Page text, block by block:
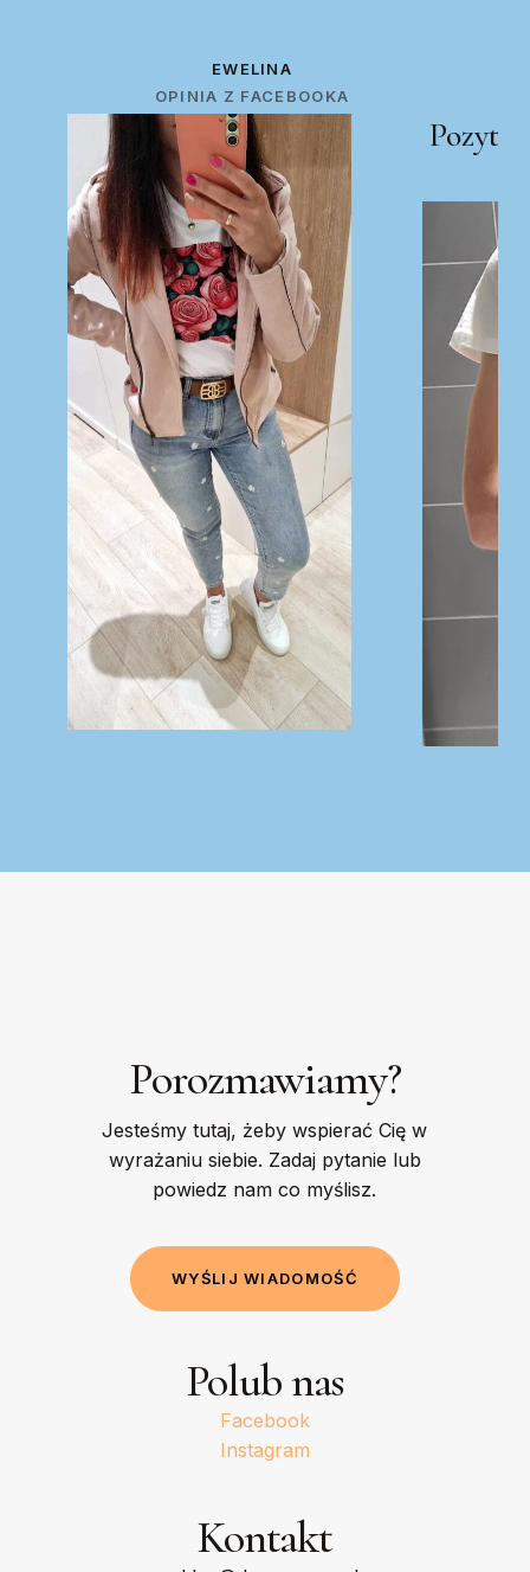
EWELINA
OPINIA Z FACEBOOKA
Porozmawiamy?
Jesteśmy tutaj, żeby wspierać Cię w
wyrażaniu siebie. Zadaj pytanie lub
powiedz nam co myślisz.
WYŚLI J WIADOMOŚĆ
Polub nas
Facebook
Instagram
Kontakt